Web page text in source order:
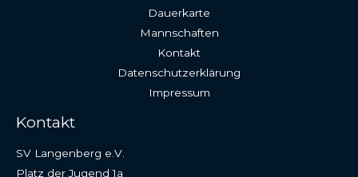
Dauerkarte
Mannschaften
Kontakt
Datenschutzerklärung
Impressum
Kontakt
SV Langenberg e.V.
Platz der Jugend 1a